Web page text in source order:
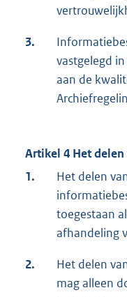
3.
vastgelegd
aan de
Artikel 4 Het
1.
Het delen
toegestaan
afhandeling
2.
Het delen
mag alleen